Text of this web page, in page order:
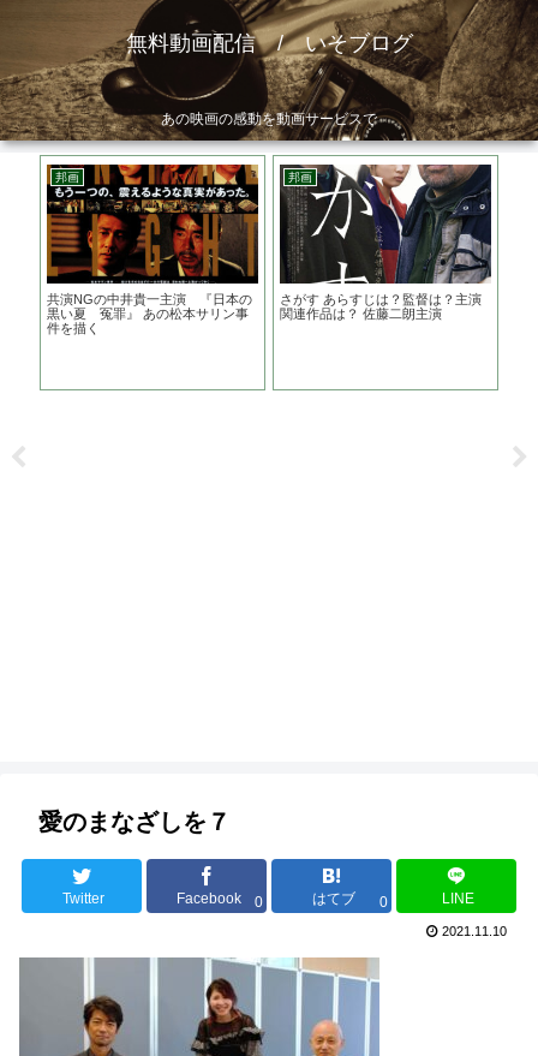
無料動画配信 / いそブログ
あの映画の感動を動画サービスで
邦画
共演NGの中井貴一主演 『日本の
黒い夏 冤罪』 あの松本サリン事
件を描く
邦画
さがす あらすじは？監督は？主演
関連作品は？ 佐藤二朗主演
愛のまなざしを７
Twitter Facebook 0 はてブ 0 LINE
2021.11.10